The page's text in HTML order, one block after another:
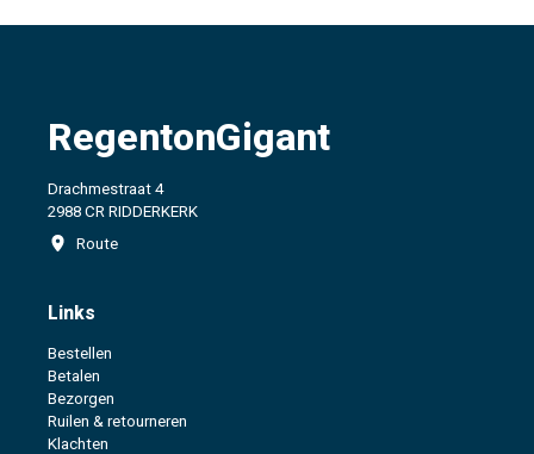
RegentonGigant
Drachmestraat 4
2988 CR RIDDERKERK
Route
Links
Bestellen
Betalen
Bezorgen
Ruilen & retourneren
Klachten